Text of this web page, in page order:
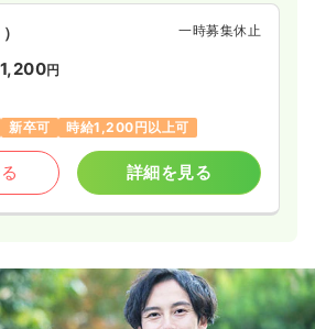
一時募集休止
円
新卒可 時給1,200円以上可
詳細を見る